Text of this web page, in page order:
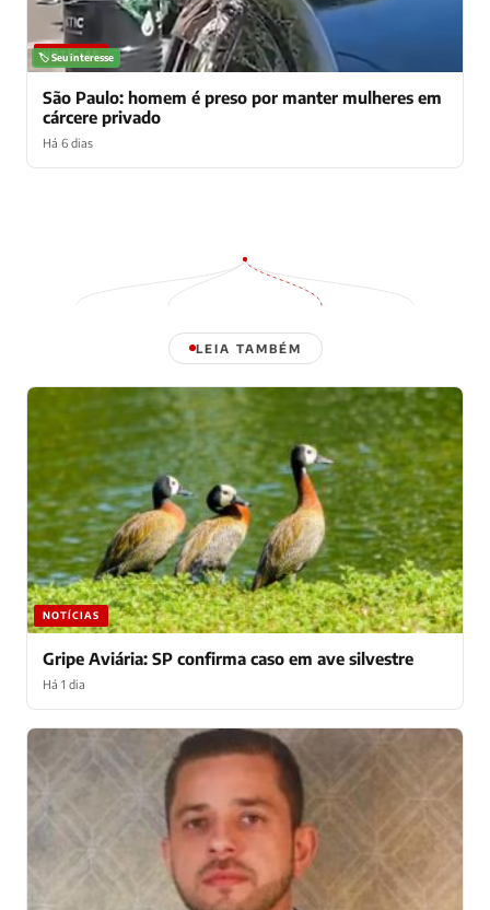
NOTÍCIAS
🏷️ Seu interesse
São Paulo: homem é preso por manter mulheres em
cárcere privado
Há 6 dias
LEIA TAMBÉM
NOTÍCIAS
Gripe Aviária: SP confirma caso em ave silvestre
Há 1 dia